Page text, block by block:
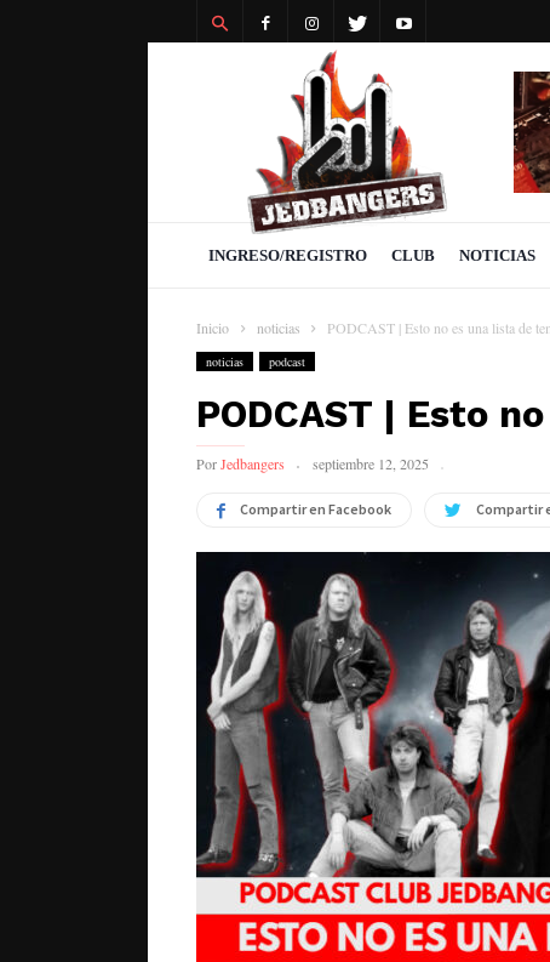
INGRESO/REGISTRO CLUB NOTICIAS
Inicio noticias PODCAST | Esto no es una lista de
noticias podcast
PODCAST | Esto
PorJedbangers septiembre 12, 2025
Compartir en Facebook Compartir